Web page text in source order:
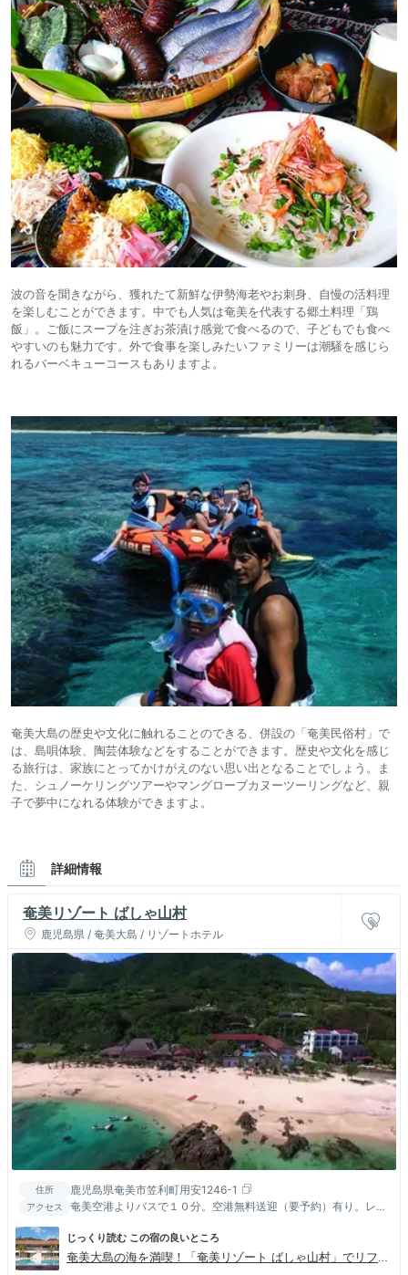
波の音を聞きながら、獲れたて新鮮な伊勢海老やお刺身、自慢の活料理
を楽しむことができます。中でも人気は奄美を代表する郷土料理「鶏
飯」。ご飯にスープを注ぎお茶漬け感覚で食べるので、子どもでも食べ
やすいのも魅力です。外で食事を楽しみたいファミリーは潮騒を感じら
れるバーベキューコースもありますよ。
奄美大島の歴史や文化に触れることのできる、併設の「奄美民俗村」で
は、島唄体験、陶芸体験などをすることができます。歴史や文化を感じ
る旅行は、家族にとってかけがえのない思い出となることでしょう。ま
た、シュノーケリングツアーやマングローブカヌーツーリングなど、親
子で夢中になれる体験ができますよ。
詳細情報
奄美リゾート ばしゃ山村
鹿児島県 / 奄美大島 / リゾートホテル
住所 鹿児島県奄美市笠利町用安1246-1
アクセス
奄美空港よりバスで１０分。空港無料送迎（要予約）有り。レン
じっくり読む この宿の良いところ
奄美大島の海を満喫！「奄美リゾート ばしゃ山村」でリフレ